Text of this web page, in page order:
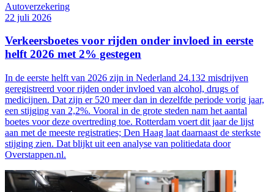
Autoverzekering
22 juli 2026
Verkeersboetes voor rijden onder invloed in eerste
helft 2026 met 2% gestegen
In de eerste helft van 2026 zijn in Nederland 24.132 misdrijven
geregistreerd voor rijden onder invloed van alcohol, drugs of
medicijnen. Dat zijn er 520 meer dan in dezelfde periode vorig jaar,
een stijging van 2,2%. Vooral in de grote steden nam het aantal
boetes voor deze overtreding toe. Rotterdam voert dit jaar de lijst
aan met de meeste registraties; Den Haag laat daarnaast de sterkste
stijging zien. Dat blijkt uit een analyse van politiedata door
Overstappen.nl.